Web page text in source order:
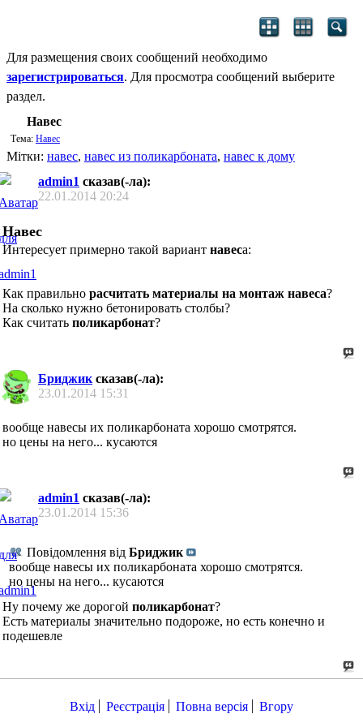
Для размещения своих сообщений необходимо
зарегистрироваться. Для просмотра сообщений выберите
раздел.
Навес
Тема: Навес
Мітки: навес, навес из поликарбоната, навес к дому
admin1 сказав(-ла):
22.01.2014 20:24
Навес
Интересует примерно такой вариант навеса:
Как правильно расчитать материалы на монтаж навеса?
На сколько нужно бетонировать столбы?
Как считать поликарбонат?
Бриджик сказав(-ла):
23.01.2014 15:31
вообще навесы их поликарбоната хорошо смотрятся.
но цены на него... кусаются
admin1 сказав(-ла):
23.01.2014 15:36
Повідомлення від Бриджик
вообще навесы их поликарбоната хорошо смотрятся.
но цены на него... кусаются
Ну почему же дорогой поликарбонат?
Есть материалы значительно подороже, но есть конечно и
подешевле
Вхід Реєстрація Повна версія Вгору